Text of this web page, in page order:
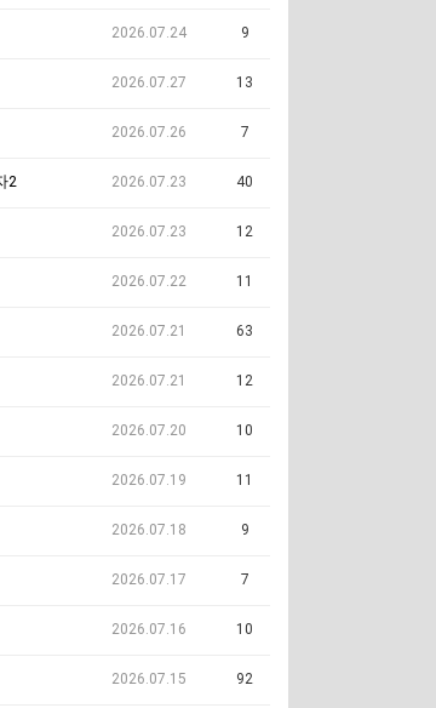
2026.07.24 9
2026.07.27 13
2026.07.26 7
2 2026.07.23 40
2026.07.23 12
2026.07.22 11
2026.07.21 63
2026.07.21 12
2026.07.20 10
2026.07.19 11
2026.07.18 9
2026.07.17 7
2026.07.16 10
2026.07.15 92